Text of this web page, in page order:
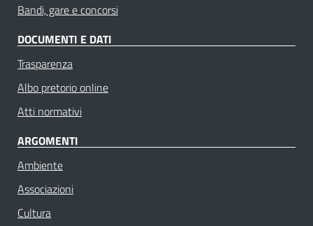
Bandi, gare e concorsi
DOCUMENTI E DATI
Trasparenza
Albo pretorio online
Atti normativi
ARGOMENTI
Ambiente
Associazioni
Cultura